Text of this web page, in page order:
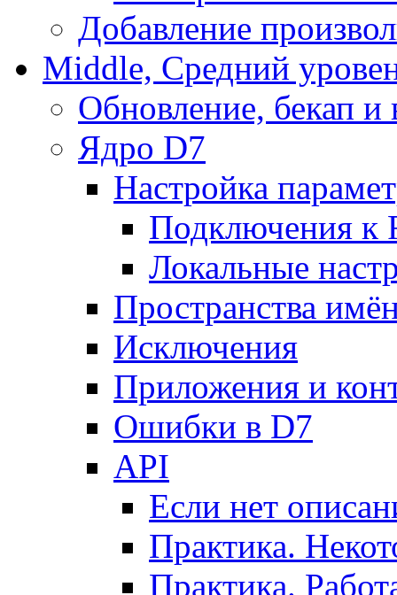
Добавление
Middle, Средний
Обновление, бекап и
Ядро D7
Настройка
Подключения к
Локальные
Пространства
Исключения
Приложения и
Ошибки в D7
API
Если нет
Практика.
Практика.